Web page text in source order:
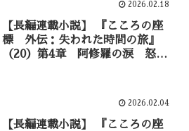
2026.02.18
【長編連載小説】 『こころの座
標 外伝：失われた時間の旅』
（20）第4章 阿修羅の涙 怒り
2026.02.04
【長編連載小説】 『こころの座